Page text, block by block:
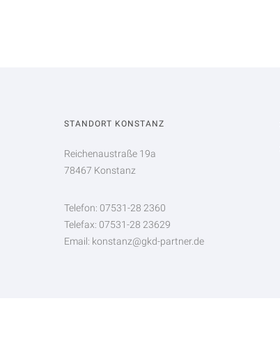
STANDORT KONSTANZ
Reichenaustraße 19a
78467 Konstanz
Telefon: 07531-28 2360
Telefax: 07531-28 23629
Email: konstanz@gkd-partner.de